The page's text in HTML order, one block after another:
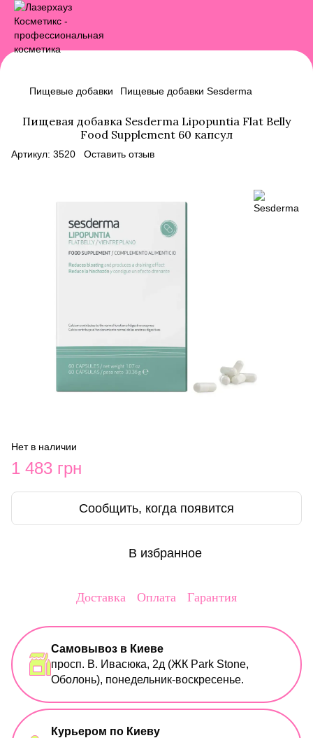
Пищевые добавки Пищевые добавки Sesderma
Пищевая добавка Sesderma Lipopuntia Flat Belly
Food Supplement 60 капсул
Артикул: 3520 Оставить отзыв
Нет в наличии
1 483 грн
Сообщить, когда появится
В избранное
Доставка Оплата Гарантия
Самовывоз в Киеве
просп. В. Ивасюка, 2д (ЖК Park Stone,
Оболонь), понедельник-воскресенье.
Курьером по Киеву